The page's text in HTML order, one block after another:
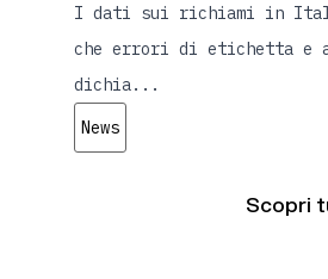
I dati sui richiami in
che errori di etichetta e
dichia...
News
Scopri